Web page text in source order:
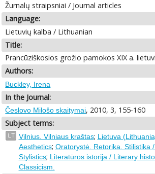
Žurnalų straipsniai / Journal articles
Language:
Lietuvių kalba / Lithuanian
Title:
Prancūziškosios grožio pamokos XIX a.
Authors:
Buckley, Irena
In the Journal:
Česlovo Milošo skaitymai, 2010, 3, 155-160
Subject terms:
LT Vilnius. Vilniaus kraštas; Lietuva
Aesthetics; Oratorystė. Retorika. Stilistika
Stylistics; Literatūros istorija / Literary
Classicism.